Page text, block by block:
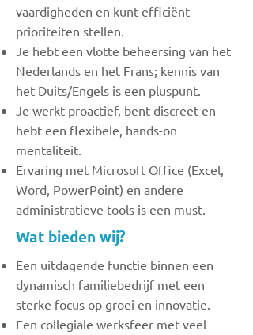
vaardigheden en kunt efficiënt
prioriteiten stellen.
Je hebt een vlotte beheersing van het
Nederlands en het Frans; kennis van
het Duits/Engels is een pluspunt.
Je werkt proactief, bent discreet en
hebt een flexibele, hands-on
mentaliteit.
Ervaring met Microsoft Office (Excel,
Word, PowerPoint) en andere
administratieve tools is een must.
Wat bieden wij?
Een uitdagende functie binnen een
dynamisch familiebedrijf met een
sterke focus op groei en innovatie.
Een collegiale werksfeer met veel